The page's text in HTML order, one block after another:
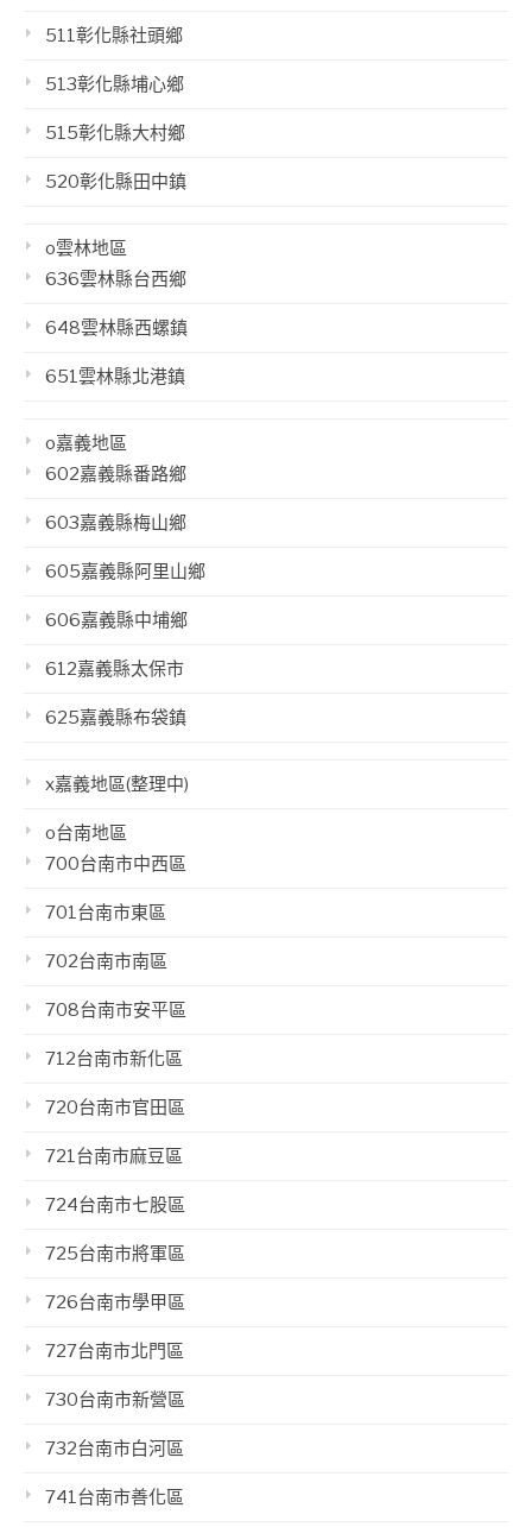
511彰化縣社頭鄉
513彰化縣埔心鄉
515彰化縣大村鄉
520彰化縣田中鎮
o雲林地區
636雲林縣台西鄉
648雲林縣西螺鎮
651雲林縣北港鎮
o嘉義地區
602嘉義縣番路鄉
603嘉義縣梅山鄉
605嘉義縣阿里山鄉
606嘉義縣中埔鄉
612嘉義縣太保市
625嘉義縣布袋鎮
x嘉義地區(整理中)
o台南地區
700台南市中西區
701台南市東區
702台南市南區
708台南市安平區
712台南市新化區
720台南市官田區
721台南市麻豆區
724台南市七股區
725台南市將軍區
726台南市學甲區
727台南市北門區
730台南市新營區
732台南市白河區
741台南市善化區